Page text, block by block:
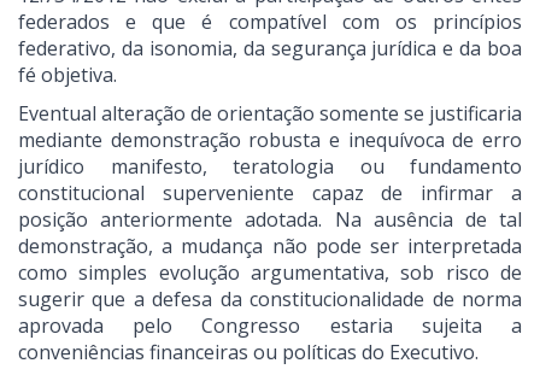
federados e que é compatível com os princípios
federativo, da isonomia, da segurança jurídica e da boa
fé objetiva.
Eventual alteração de orientação somente se justificaria
mediante demonstração robusta e inequívoca de erro
jurídico manifesto, teratologia ou fundamento
constitucional superveniente capaz de infirmar a
posição anteriormente adotada. Na ausência de tal
demonstração, a mudança não pode ser interpretada
como simples evolução argumentativa, sob risco de
sugerir que a defesa da constitucionalidade de norma
aprovada pelo Congresso estaria sujeita a
conveniências financeiras ou políticas do Executivo.